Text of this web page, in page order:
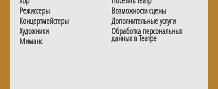
Режиссеры
Концертмейстеры
Художники
Миманс
Возможности сцены
Дополнительные услуги
Обработка персональных
данных в Театре